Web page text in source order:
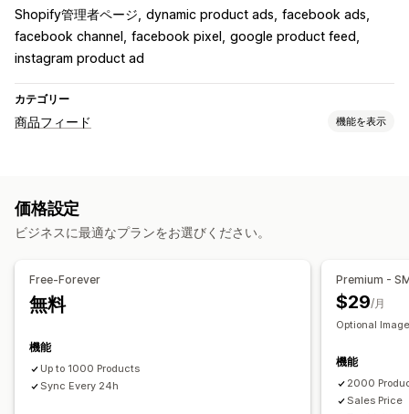
Shopify管理者ページ dynamic product ads facebook ads
facebook channel
facebook pixel
google product feed
instagram product ad
カテゴリー
商品フィード 機能を表示
カスタムラベル
ローカライズされたフィード 複数通貨 複数言語
フィード管理
商品の同期
スケジュールによる同期
GTIN管理 フィードの最適化
価格設定
ビジネスに最適なプランをお選びください。
Free-Forever
無料
機能
Up to 1000 Products
Sync Every 24h
Premium -
$29/月
Optional
機能
2000
Sales Price